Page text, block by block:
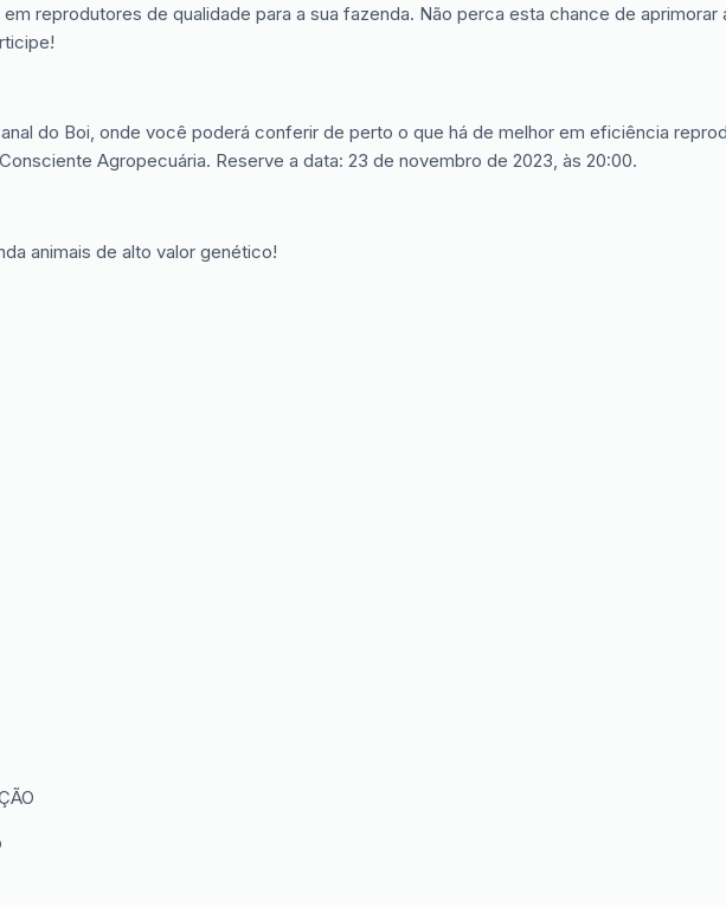
reprodutores de qualidade para a sua fazenda. Não perca esta chance de
do Boi, onde você poderá conferir de perto o que há de melhor em eficiência
Agropecuária. Reserve a data: 23 de novembro de 2023, às 20:00.
animais de alto valor genético!